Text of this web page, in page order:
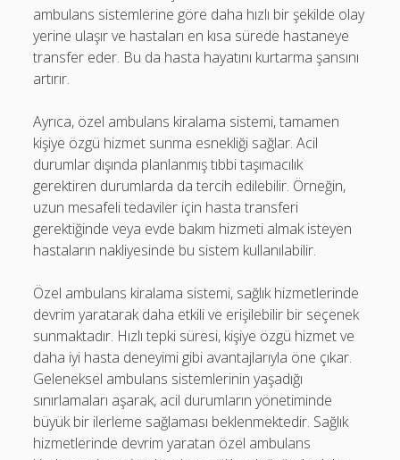
ambulans sistemlerine göre daha hızlı bir şekilde olay
yerine ulaşır ve hastaları en kısa sürede hastaneye
transfer eder. Bu da hasta hayatını kurtarma şansını
artırır.
Ayrıca, özel ambulans kiralama sistemi, tamamen
kişiye özgü hizmet sunma esnekliği sağlar. Acil
durumlar dışında planlanmış tıbbi taşımacılık
gerektiren durumlarda da tercih edilebilir. Örneğin,
uzun mesafeli tedaviler için hasta transferi
gerektiğinde veya evde bakım hizmeti almak isteyen
hastaların nakliyesinde bu sistem kullanılabilir.
Özel ambulans kiralama sistemi, sağlık hizmetlerinde
devrim yaratarak daha etkili ve erişilebilir bir seçenek
sunmaktadır. Hızlı tepki süresi, kişiye özgü hizmet ve
daha iyi hasta deneyimi gibi avantajlarıyla öne çıkar.
Geleneksel ambulans sistemlerinin yaşadığı
sınırlamaları aşarak, acil durumların yönetiminde
büyük bir ilerleme sağlaması beklenmektedir. Sağlık
hizmetlerinde devrim yaratan özel ambulans